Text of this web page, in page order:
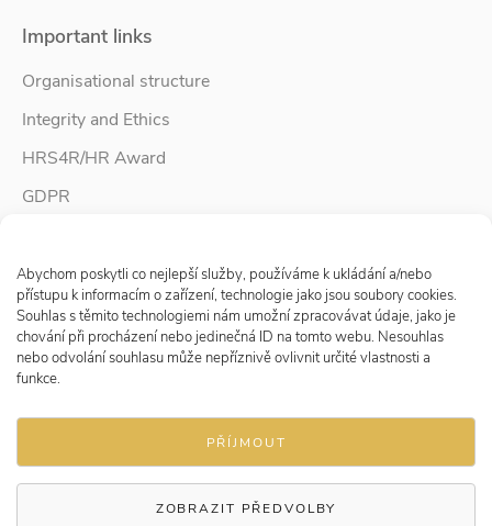
Abychom poskytli co nejlepší služby, používáme k ukládání a/nebo
přístupu k informacím o zařízení, technologie jako jsou soubory cookies.
Souhlas s těmito technologiemi nám umožní zpracovávat údaje, jako je
chování při procházení nebo jedinečná ID na tomto webu. Nesouhlas
nebo odvolání souhlasu může nepříznivě ovlivnit určité vlastnosti a
funkce.
PŘÍJMOUT
ZOBRAZIT PŘEDVOLBY
Important links
Organisational structure
Integrity and Ethics
HRS4R/HR Award
GDPR
Accessibility Statement
Follow us
© 2026 Research Institute for Labour and Social Affairs